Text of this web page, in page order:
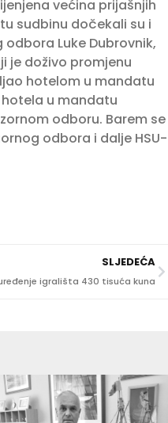
većina prijašnjih
sudbinu dočekali su i
Luke Dubrovnik,
je doživo promjenu
hotelom u mandatu
hotela u mandatu
odboru. Barem se
odbora i dalje HSU-
SLJEDEĆA
uređenje igrališta 430 tisuća kuna